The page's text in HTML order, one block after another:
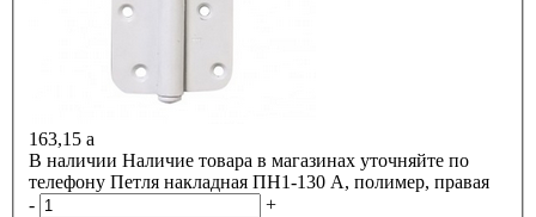
163,15 a
В наличии Наличие товара в магазинах уточняйте по
телефону Петля накладная ПН1-130 А, полимер, правая
-
+